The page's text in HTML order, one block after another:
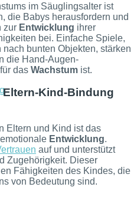
im Säuglingsalter ist
die Babys herausfordern und
zur Entwicklung ihrer
bei. Einfache Spiele,
bunten Objekten, stärken
die Hand-Augen-
das Wachstum ist.
Kind-Bindung
Eltern und Kind ist das
Entwicklung.
auf und unterstützt
Zugehörigkeit. Dieser
Fähigkeiten des Kindes, die
von Bedeutung sind.